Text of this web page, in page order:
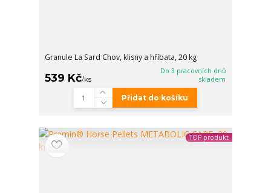
Granule La Sard Chov, klisny a hříbata, 20 kg
539 Kč/ks
Do 3 pracovních dnů
skladem
Přidat do košíku
TOP produkt